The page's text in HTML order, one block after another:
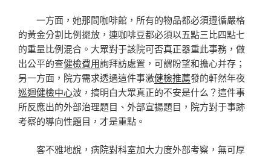
一方面，她那間咖啡館，所有的物品都必須遵循嚴格
的黃金分割比例擺放，連咖啡豆都必須以五點三比四點七
的重量比例混合。大眾對于該院可否真正器重此事務，做
出公平的查健檢費用詢拜訪處置，可謂盼望和擔心并存；
另一方面，院方需求透過這件事激健檢推薦發的軒然年夜
巡迴健檢中心波，搞明白大眾真正的不安是什么？這件事
所反應出的外部治理題目、外部宣揚題目，院方對于事跡
考察的導向性題目，才是重點。
客不雅地說，病院對科室加大力度外部考察，無可厚